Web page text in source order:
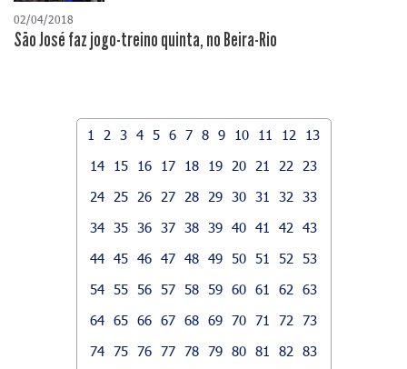
02/04/2018
São José faz jogo-treino quinta, no Beira-Rio
1 2 3 4 5 6 7 8 9 10 11 12
13
14
15 16 17 18 19 20 21 22
23
24
25 26 27 28 29 30 31 32
33
34 35 36 37 38 39 40 41 42
43
44 45 46 47 48 49 50 51 52
53
54 55 56 57 58 59 60 61 62
63
64 65 66 67 68 69 70 71 72
73
74 75 76 77 78 79 80 81 82
83